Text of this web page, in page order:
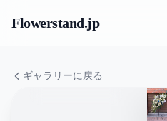
Flowerstand.jp
ギャラリーに戻る